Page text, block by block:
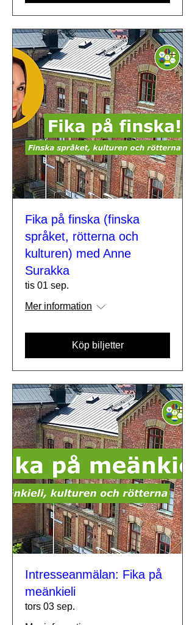
Fika på finska (finska
språket, rötterna och
kulturen) med Anne
Surakka
tis 01 sep.
Mer information
Köp biljetter
Intresseanmälan: Fika på
meänkieli
tors 03 sep.